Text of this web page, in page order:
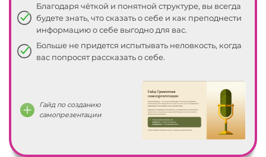
Благодаря чёткой и понятной структуре, вы всегда
будете знать, что сказать о себе и как преподнести
информацию о себе выгодно для вас.
Больше не придется испытывать неловкость, когда
вас попросят рассказать о себе.
Гайд по созданию
самопрезентации
00
01
02
05